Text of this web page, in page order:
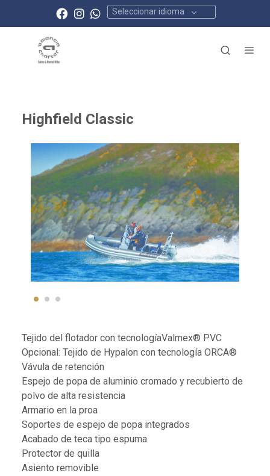
Seleccionar idioma
Highfield Classic
Tejido del flotador con tecnologíaValmex® PVC
Opcional: Tejido de Hypalon con tecnología ORCA®
Vávula de retención
Espejo de popa de aluminio cromado y recubierto de
polvo de alta resistencia
Armario en la proa
Soportes de espejo de popa integrados
Acabado de teca tipo espuma
Protector de quilla
Asiento removible